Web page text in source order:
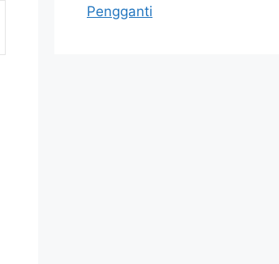
Pengganti